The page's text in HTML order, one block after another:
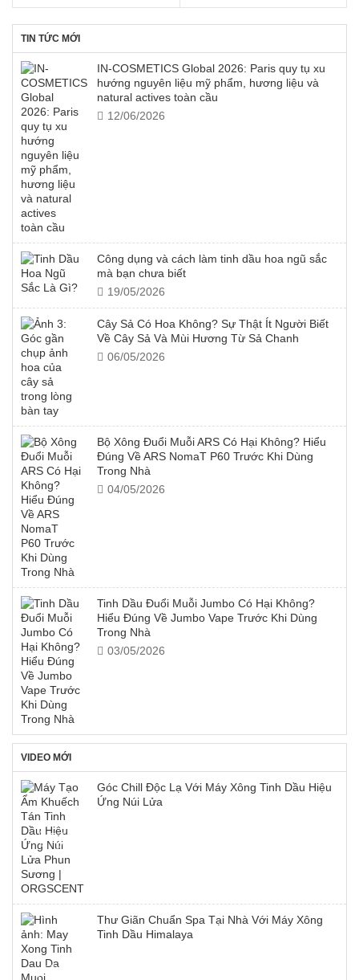
150.000 ₫.
109.000 ₫.
205.000 ₫.
TIN TỨC MỚI
IN-COSMETICS Global 2026: Paris quy tụ xu
hướng nguyên liệu mỹ phẩm, hương liệu và
natural actives toàn cầu
12/06/2026
Công dụng và cách làm tinh dầu hoa ngũ sắc
mà bạn chưa biết
19/05/2026
Cây Sả Có Hoa Không? Sự Thật Ít Người Biết
Về Cây Sả Và Mùi Hương Từ Sả Chanh
06/05/2026
Bộ Xông Đuổi Muỗi ARS Có Hại Không? Hiểu
Đúng Về ARS NomaT P60 Trước Khi Dùng
Trong Nhà
04/05/2026
Tinh Dầu Đuổi Muỗi Jumbo Có Hại Không?
Hiểu Đúng Về Jumbo Vape Trước Khi Dùng
Trong Nhà
03/05/2026
VIDEO MỚI
Góc Chill Độc Lạ Với Máy Xông Tinh Dầu Hiệu
Ứng Núi Lửa
Thư Giãn Chuẩn Spa Tại Nhà Với Máy Xông
Tinh Dầu Himalaya